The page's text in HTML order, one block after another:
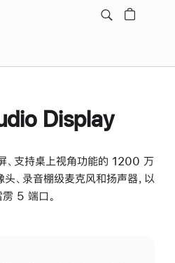
Display
支持桌上视角功能的 1200 万
录音棚级麦克风和扬声器，以
雳 5 端口。